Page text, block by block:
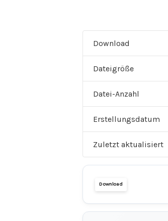
Download
Dateigröße
Datei-Anzahl
Erstellungsdatum
Zuletzt aktualisiert
Download